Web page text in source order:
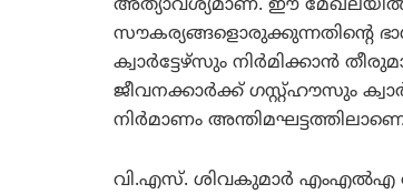
അത്യാവശ്യമാണ്. ഈ മേഖലയില്‍
സൗകര്യങ്ങളൊരുക്കുന്നതിന്റെ
ക്വാര്‍ട്ടേഴ്‌സും നിര്‍മിക്കാന്‍
ജീവനക്കാര്‍ക്ക് ഗസ്റ്റ്ഹൗസും
നിര്‍മാണം
വി.എസ്. ശിവകുമാര്‍ എംഎല്‍എ